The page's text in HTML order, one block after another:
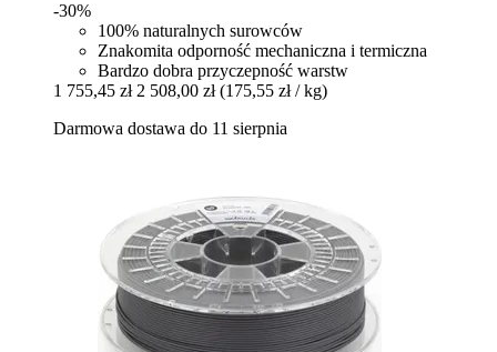
-30%
100% naturalnych surowców
Znakomita odporność mechaniczna i termiczna
Bardzo dobra przyczepność warstw
1 755,45 zł 2 508,00 zł (175,55 zł / kg)
Darmowa dostawa do 11 sierpnia